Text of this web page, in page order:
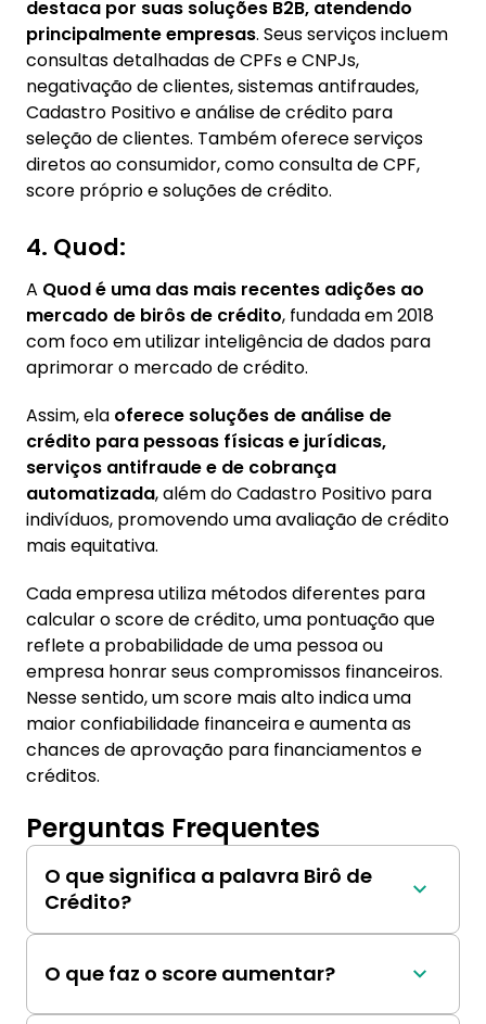
destaca por suas soluções B2B, atendendo
principalmente empresas. Seus serviços incluem
consultas detalhadas de CPFs e CNPJs,
negativação de clientes, sistemas antifraudes,
Cadastro Positivo e análise de crédito para
seleção de clientes. Também oferece serviços
diretos ao consumidor, como consulta de CPF,
score próprio e soluções de crédito.
4. Quod:
A Quod é uma das mais recentes adições ao
mercado de birôs de crédito, fundada em 2018
com foco em utilizar inteligência de dados para
aprimorar o mercado de crédito.
Assim, ela oferece soluções de análise de
crédito para pessoas físicas e jurídicas,
serviços antifraude e de cobrança
automatizada, além do Cadastro Positivo para
indivíduos, promovendo uma avaliação de crédito
mais equitativa.
Cada empresa utiliza métodos diferentes para
calcular o score de crédito, uma pontuação que
reflete a probabilidade de uma pessoa ou
empresa honrar seus compromissos financeiros.
Nesse sentido, um score mais alto indica uma
maior confiabilidade financeira e aumenta as
chances de aprovação para financiamentos e
créditos.
Perguntas Frequentes
O que significa a palavra Birô de
Crédito?
Birô (pronuncia-se "birô") é um termo de
“escritório”, "repartição" e “agência”. Refere-
O que faz o score aumentar?
O principal fator que influencia o aumento do